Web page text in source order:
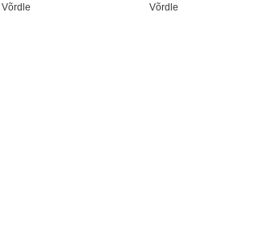
Võrdle
Võrdle